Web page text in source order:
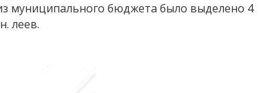
муниципального бюджета было выделено 4
леев.